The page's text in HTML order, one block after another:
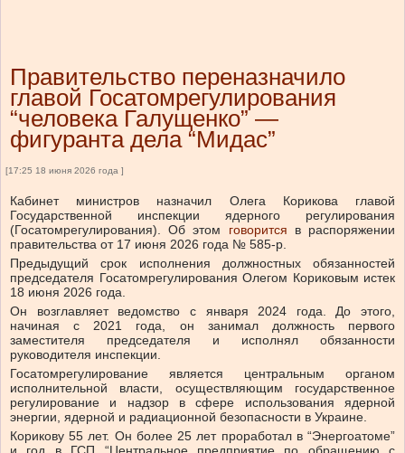
Правительство переназначило
главой Госатомрегулирования
“человека Галущенко” —
фигуранта дела “Мидас”
[17:25 18 июня 2026 года ]
Кабинет министров назначил Олега Корикова главой
Государственной инспекции ядерного регулирования
(Госатомрегулирования). Об этом говорится
в распоряжении
правительства от 17 июня 2026 года № 585-р.
Предыдущий срок исполнения должностных обязанностей
председателя Госатомрегулирования Олегом Кориковым истек
18 июня 2026 года.
Он возглавляет ведомство с января 2024 года. До этого,
начиная с 2021 года, он занимал должность первого
заместителя председателя и исполнял обязанности
руководителя инспекции.
Госатомрегулирование является центральным органом
исполнительной власти, осуществляющим государственное
регулирование и надзор в сфере использования ядерной
энергии, ядерной и радиационной безопасности в Украине.
Корикову 55 лет. Он более 25 лет проработал в “Энергоатоме”